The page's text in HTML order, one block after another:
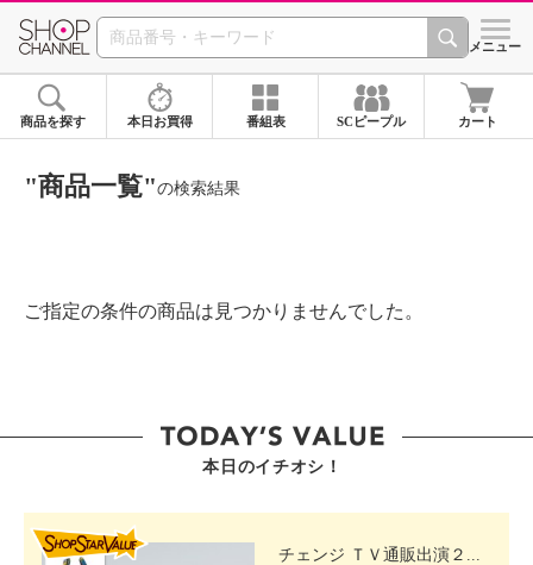
SHOP CHANNEL ショッ
メニュー
商品を探す 本日お買得 番組表 SCピープル カート
"商品一覧"の検索結果
ご指定の条件の商品は見つかりませんでした。
本日のイチオシ！
チェンジ ＴＶ通販出演２...